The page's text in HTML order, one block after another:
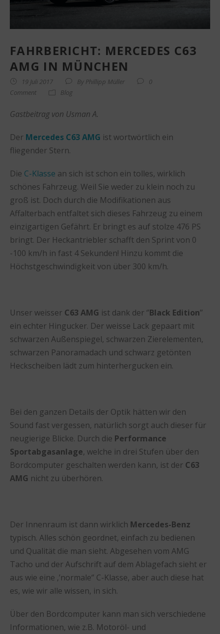
FAHRBERICHT: MERCEDES C63
AMG IN MÜNCHEN
19 Juli 2017 By Phillipp Müller
0
Comment
Blog
Gastbeitrag von Usman A.
Der Mercedes C63 AMG ist wortwörtlich ein
fliegender Stern.
Die C-Klasse an sich ist schon ein tolles, wirklich
schönes Fahrzeug. Weil Sie weder zu klein noch zu
groß ist. Doch durch die Modifikationen aus
Affalterbach entfaltet sich dieses Fahrzeug zu einem
einzigartigen Gefährt. Er bringt es auf stolze 476 PS
bringt. Der Heckantriebler schafft den Sprint von 0
-100 km/h in fast 4 Sekunden! Hinzu kommt die
Höchstgeschwindigkeit von über 300 km/h.
Unser weisser C63 AMG ist dank der ‘’Black Edition’’
ein echter Hingucker. Der weisse Lack gepaart mit
schwarzen Außenspiegel, schwarzen Zierelementen,
schwarzen Panoramadach und schwarz getönten
Heckscheiben lädt zum hinterhergucken ein.
Bei den ganzen Details der Optik hätten wir den
Sound fast vergessen, natürlich sorgt auch dieser für
neugierige Blicke. Durch die Performance
Sportabgasanlage, welche in drei Stufen über den
Bordcomputer geschalten werden kann, ist der C63
AMG nicht zu überhören.
Der Innenraum ist dann wirklich Mercedes-Benz
typisch. Alles schön geordnet, einfach zu bedienen
und Qualität die man sieht. Abgesehen vom AMG
Tacho und der Aufschrift auf dem Ablagefach sieht er
aus wie eine ‚’normale‘’ C-Klasse, aber auch diese hat
es, wie wir alle wissen, in sich.
Über den Bordcomputer kann man sich verschiedene
Informationen, wie z.B. Motoröl- und